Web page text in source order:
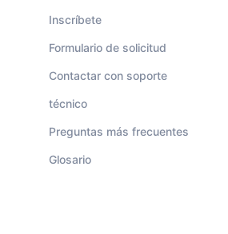
Inscríbete
Formulario de solicitud
Contactar con soporte
técnico
Preguntas más frecuentes
Glosario